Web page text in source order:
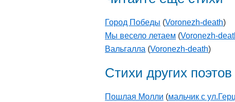
Город Победы (Voronezh-death)
Мы весело летаем (Voronezh-
Вальгалла (Voronezh-death)
Стихи других поэтов
Пошлая Молли (мальчик с